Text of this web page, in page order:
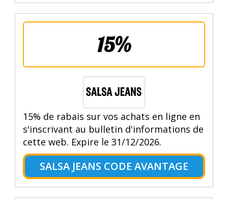
15%
15% de rabais sur vos achats en ligne en
s'inscrivant au bulletin d'informations de
cette web. Expire le 31/12/2026.
SALSA JEANS CODE AVANTAGE